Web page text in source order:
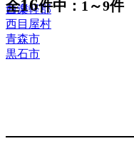
音楽
西津軽郡
西目屋村
青森市
黒石市
全16件中：1～9件